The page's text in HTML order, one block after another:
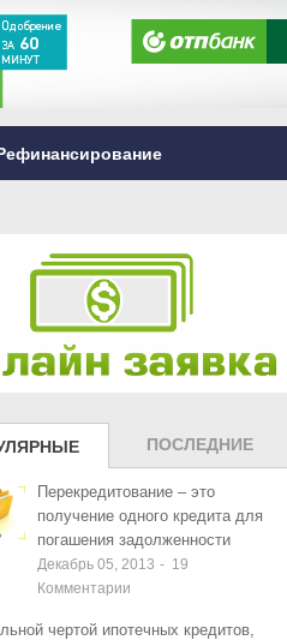
ПОСЛЕДНИЕ
ЗАПИСИ
Перекредитование – это
получение одного кредита для
погашения задолженности
Декабрь 05, 2013 - 19
Комментарии
чертой ипотечных кредитов,